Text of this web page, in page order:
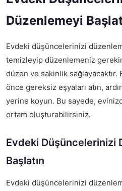
Düzenlemeyi
Evdeki düşüncelerinizi
temizleyip düzenlemeniz
düzen ve sakinlik
önce gereksiz eşyaları atın,
yerine koyun. Bu sayede,
ortam oluşturabilirsiniz.
Evdeki Düşüncelerinizi
Başlatın
Evdeki düşüncelerinizi